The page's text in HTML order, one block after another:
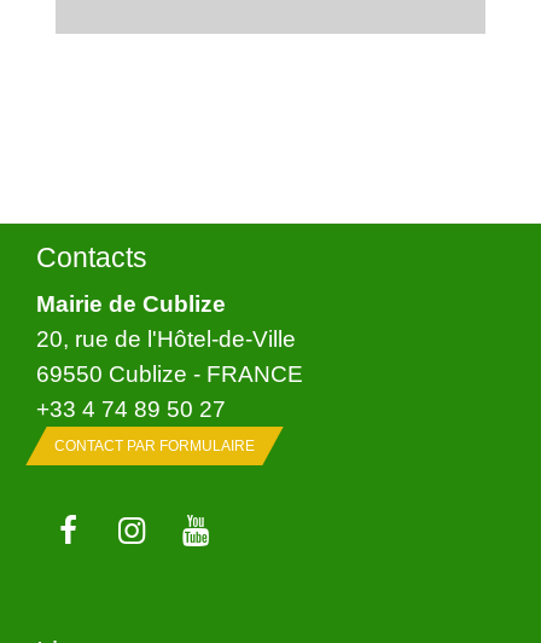
Contacts
Mairie de Cublize
20, rue de l'Hôtel-de-Ville
69550 Cublize - FRANCE
+33 4 74 89 50 27
CONTACT PAR FORMULAIRE